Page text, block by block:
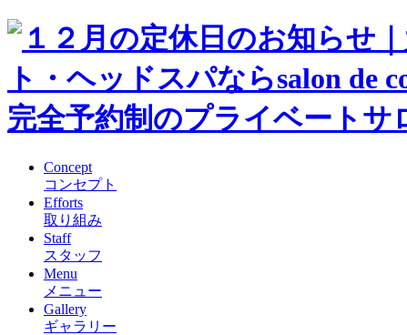
Concept
コンセプト
Efforts
取り組み
Staff
スタッフ
Menu
メニュー
Gallery
ギャラリー